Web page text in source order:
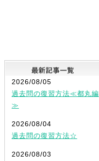
2026/08/05
過去問の復習方法≪都丸編
≫
2026/08/04
過去問の復習方法☆
2026/08/03